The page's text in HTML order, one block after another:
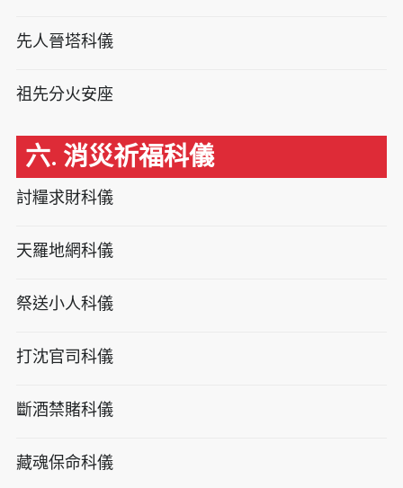
先人晉塔科儀
祖先分火安座
六. 消災祈福科儀
討糧求財科儀
天羅地網科儀
祭送小人科儀
打沈官司科儀
斷酒禁賭科儀
藏魂保命科儀